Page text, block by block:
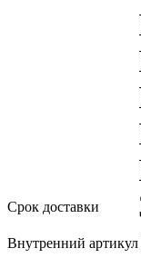
Срок доставки
Внутренний артикул